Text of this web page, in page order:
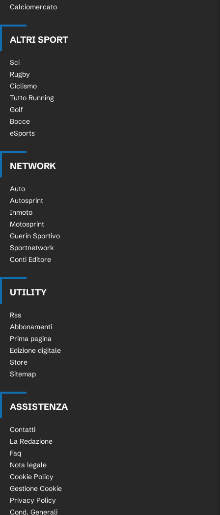
Calciomercato
ALTRI SPORT
Sci
Rugby
Ciclismo
Tutto Running
Golf
Bocce
eSports
NETWORK
Auto
Autosprint
Inmoto
Motosprint
Guerin Sportivo
Sportnetwork
Conti Editore
UTILITY
Rss
Abbonamenti
Prima pagina
Edizione digitale
Store
Sitemap
ASSISTENZA
Contatti
La Redazione
Faq
Nota legale
Cookie Policy
Gestione Cookie
Privacy Policy
Cond. Generali